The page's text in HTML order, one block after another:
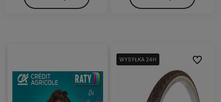
WYSYŁKA 24H
WYSYŁKA 24H Do